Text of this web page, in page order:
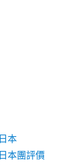
本
本團評價